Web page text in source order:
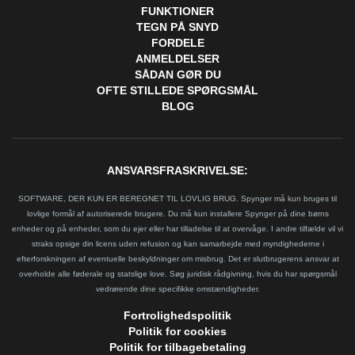
FUNKTIONER
TEGN PÅ SNYD
FORDELE
ANMELDELSER
SÅDAN GØR DU
OFTE STILLEDE SPØRGSMÅL
BLOG
ANSVARSFRASKRIVELSE:
SOFTWARE, DER KUN ER BEREGNET TIL LOVLIG BRUG. Spynger må kun bruges til
lovlige formål af autoriserede brugere. Du må kun installere Spynger på dine børns
enheder og på enheder, som du ejer eller har tilladelse til at overvåge. I andre tilfælde vil vi
straks opsige din licens uden refusion og kan samarbejde med myndighederne i
efterforskningen af eventuelle beskyldninger om misbrug. Det er slutbrugerens ansvar at
overholde alle føderale og statslige love. Søg juridisk rådgivning, hvis du har spørgsmål
vedrørende dine specifikke omstændigheder.
Fortrolighedspolitik
Politik for cookies
Politik for tilbagebetaling